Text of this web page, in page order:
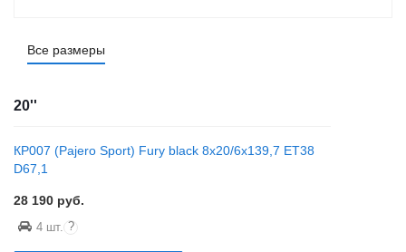
Все размеры
20''
КР007 (Pajero Sport) Fury black 8x20/6x139,7 ET38
D67,1
28 190 руб.
4 шт. ?